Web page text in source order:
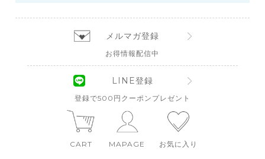
メルマガ登録
お得情報配信中
LINE登録
登録で500円クーポンプレゼント
CART MAPAGE お気に入り